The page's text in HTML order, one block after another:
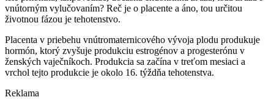
vnútorným vylučovaním? Reč je o placente a áno, tou určitou
životnou fázou je tehotenstvo.
Placenta v priebehu vnútromaternicového vývoja plodu produkuje
hormón, ktorý zvyšuje produkciu estrogénov a progesterónu v
ženských vaječníkoch. Produkcia sa začína v treťom mesiaci a
vrchol tejto produkcie je okolo 16. týždňa tehotenstva.
Reklama